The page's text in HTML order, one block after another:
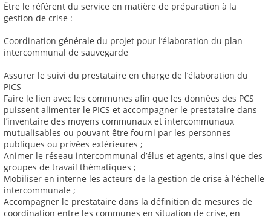
Être le référent du service en matière de préparation à la
gestion de crise :
Coordination générale du projet pour l’élaboration du plan
intercommunal de sauvegarde
Assurer le suivi du prestataire en charge de l’élaboration du
PICS
Faire le lien avec les communes afin que les données des PCS
puissent alimenter le PICS et accompagner le prestataire dans
l’inventaire des moyens communaux et intercommunaux
mutualisables ou pouvant être fourni par les personnes
publiques ou privées extérieures ;
Animer le réseau intercommunal d’élus et agents, ainsi que des
groupes de travail thématiques ;
Mobiliser en interne les acteurs de la gestion de crise à l’échelle
intercommunale ;
Accompagner le prestataire dans la définition de mesures de
coordination entre les communes en situation de crise, en